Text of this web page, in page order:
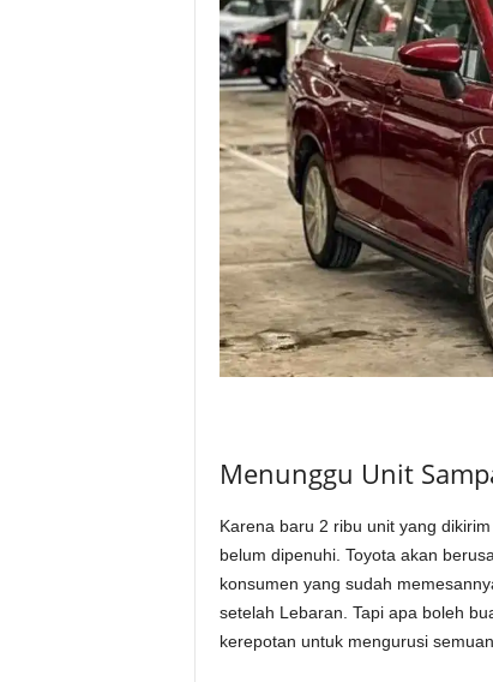
Menunggu Unit
Karena baru 2 ribu unit yang
belum dipenuhi. Toyota akan
konsumen yang sudah
setelah Lebaran. Tapi apa boleh
kerepotan untuk mengurusi